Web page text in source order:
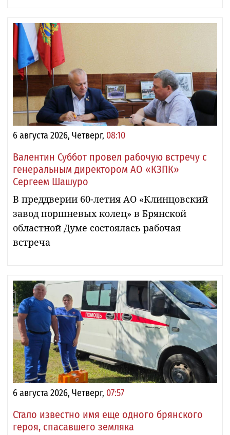
6 августа 2026, Четверг, 08:10
Валентин Суббот провел рабочую встречу с
генеральным директором АО «КЗПК»
Сергеем Шашуро
В преддверии 60-летия АО «Клинцовский
завод поршневых колец» в Брянской
областной Думе состоялась рабочая
встреча
6 августа 2026, Четверг, 07:57
Стало известно имя еще одного брянского
героя, спасавшего земляка